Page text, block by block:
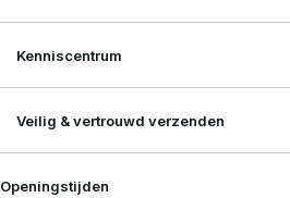
Kenniscentrum
Veilig & vertrouwd verzenden
Openingstijden